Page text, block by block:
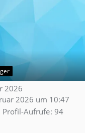
2026
2026 um 10:47
Profil-Aufrufe 94